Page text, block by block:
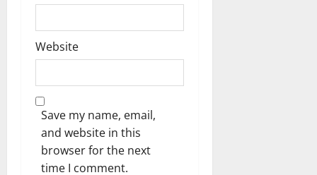
Website
Save my name, email,
and website in this
browser for the next
time I comment.